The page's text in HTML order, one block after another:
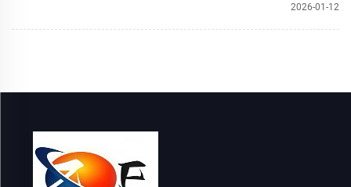
2026-01-12